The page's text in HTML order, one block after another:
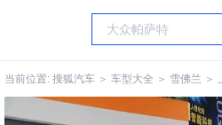
当前位置: 搜狐汽车 ＞ 车型大全 ＞ 雪佛兰 ＞